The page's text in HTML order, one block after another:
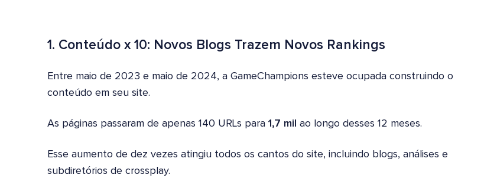
1. Conteúdo x 10: Novos Blogs Trazem Novos Rankings
Entre maio de 2023 e maio de 2024, a GameChampions esteve ocupada construindo o
conteúdo em seu site.
As páginas passaram de apenas 140 URLs para 1,7 mil ao longo desses 12 meses.
Esse aumento de dez vezes atingiu todos os cantos do site, incluindo blogs, análises e
subdiretórios de crossplay.